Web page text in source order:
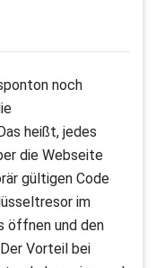
noch
heißt, jedes
die Webseite
gültigen Code
im
öffnen und den
Vorteil bei